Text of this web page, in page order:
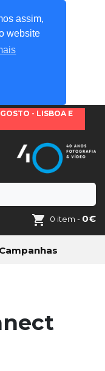
assim,
website
- LISBOA E
0 item - 0€
Campanhas